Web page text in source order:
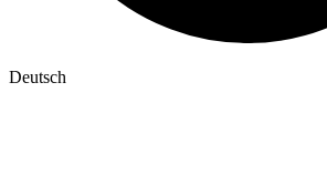
Deutsch